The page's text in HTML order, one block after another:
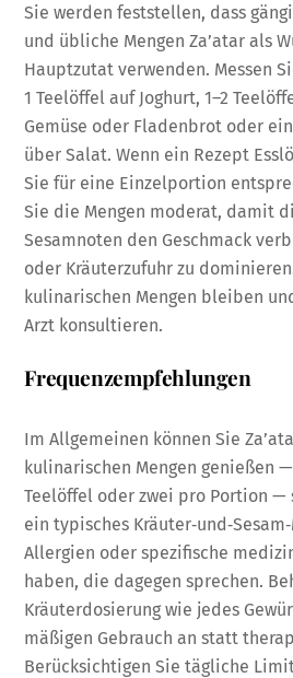
Sie werden feststellen, dass
und übliche Mengen Za’atar als
Hauptzutat verwenden. Messen
1 Teelöffel auf Joghurt, 1–2
Gemüse oder Fladenbrot oder
über Salat. Wenn ein Rezept
Sie für eine Einzelportion
Sie die Mengen moderat, damit
Sesamnoten den Geschmack
oder Kräuterzufuhr zu
kulinarischen Mengen bleiben
Arzt konsultieren.
Frequenzempfehlungen
Im Allgemeinen können Sie
kulinarischen Mengen genießen
Teelöffel oder zwei pro Portion —
ein typisches
Allergien oder spezifische
haben, die dagegen sprechen.
Kräuterdosierung wie jedes
mäßigen Gebrauch an statt
Berücksichtigen Sie tägliche